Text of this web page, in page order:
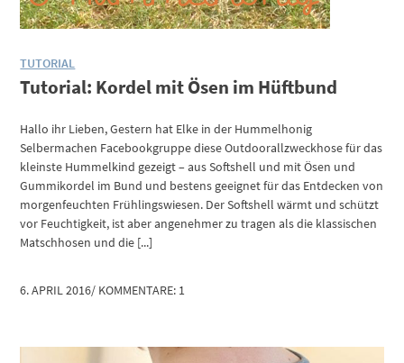
TUTORIAL
Tutorial: Kordel mit Ösen im Hüftbund
Hallo ihr Lieben, Gestern hat Elke in der Hummelhonig
Selbermachen Facebookgruppe diese Outdoorallzweckhose für das
kleinste Hummelkind gezeigt – aus Softshell und mit Ösen und
Gummikordel im Bund und bestens geeignet für das Entdecken von
morgenfeuchten Frühlingswiesen. Der Softshell wärmt und schützt
vor Feuchtigkeit, ist aber angenehmer zu tragen als die klassischen
Matschhosen und die [...]
6. APRIL 2016/ KOMMENTARE: 1